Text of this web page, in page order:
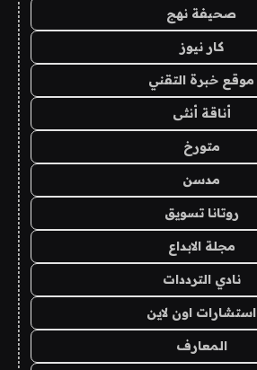
صحيفة نهج
كار نيوز
موقع خبرة التقني
أناقة أنثى
متورخ
مدسن
روتانا تسويق
مجلة الابداع
نادي الترددات
استشارات اون لاين
المعارف